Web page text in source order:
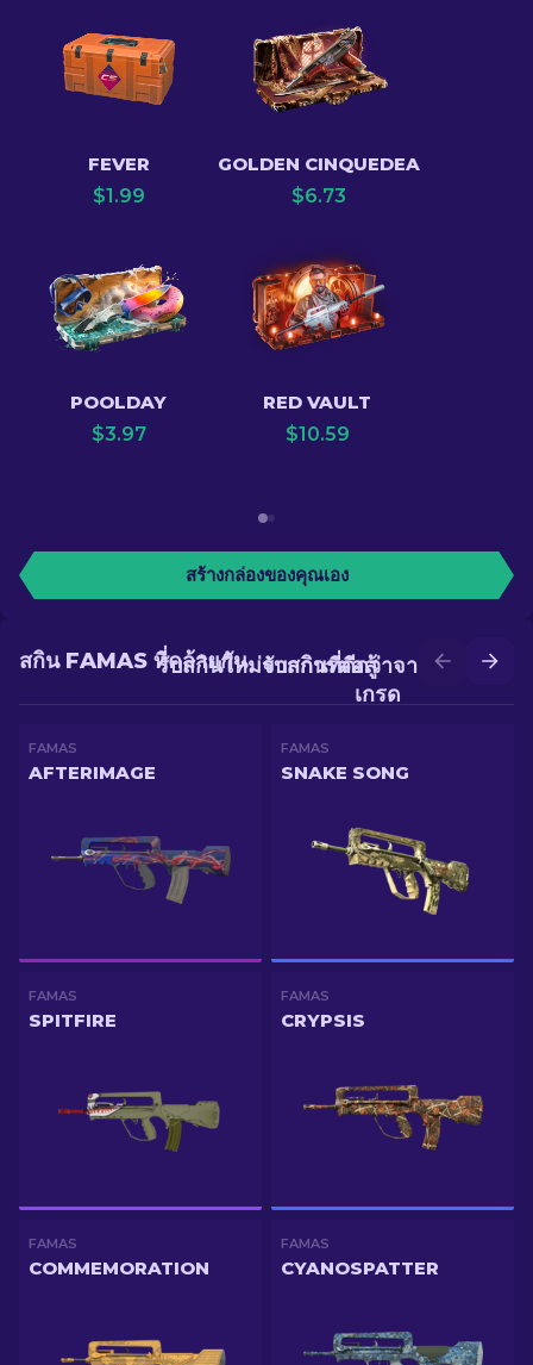
FEVER
$1.99
GOLDEN CINQUEDEA
$6.73
POOLDAY
$3.97
RED VAULT
$10.59
สร้างกล่องของคุณเอง
รับสกินที่ดีกว่าจากการอัป
เกรด
รับสกินใหม่จากการต่อสู้
สกิน FAMAS ที่คล้ายกัน
FAMAS
AFTERIMAGE
FAMAS
SNAKE SONG
FAMAS
SPITFIRE
FAMAS
CRYPSIS
FAMAS
COMMEMORATION
FAMAS
CYANOSPATTER